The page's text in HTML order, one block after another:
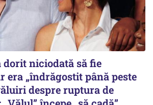
dorit niciodată să fie
era „îndrăgostit până peste
despre ruptura de